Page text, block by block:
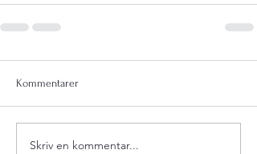
Kommentarer
Skriv en kommentar...